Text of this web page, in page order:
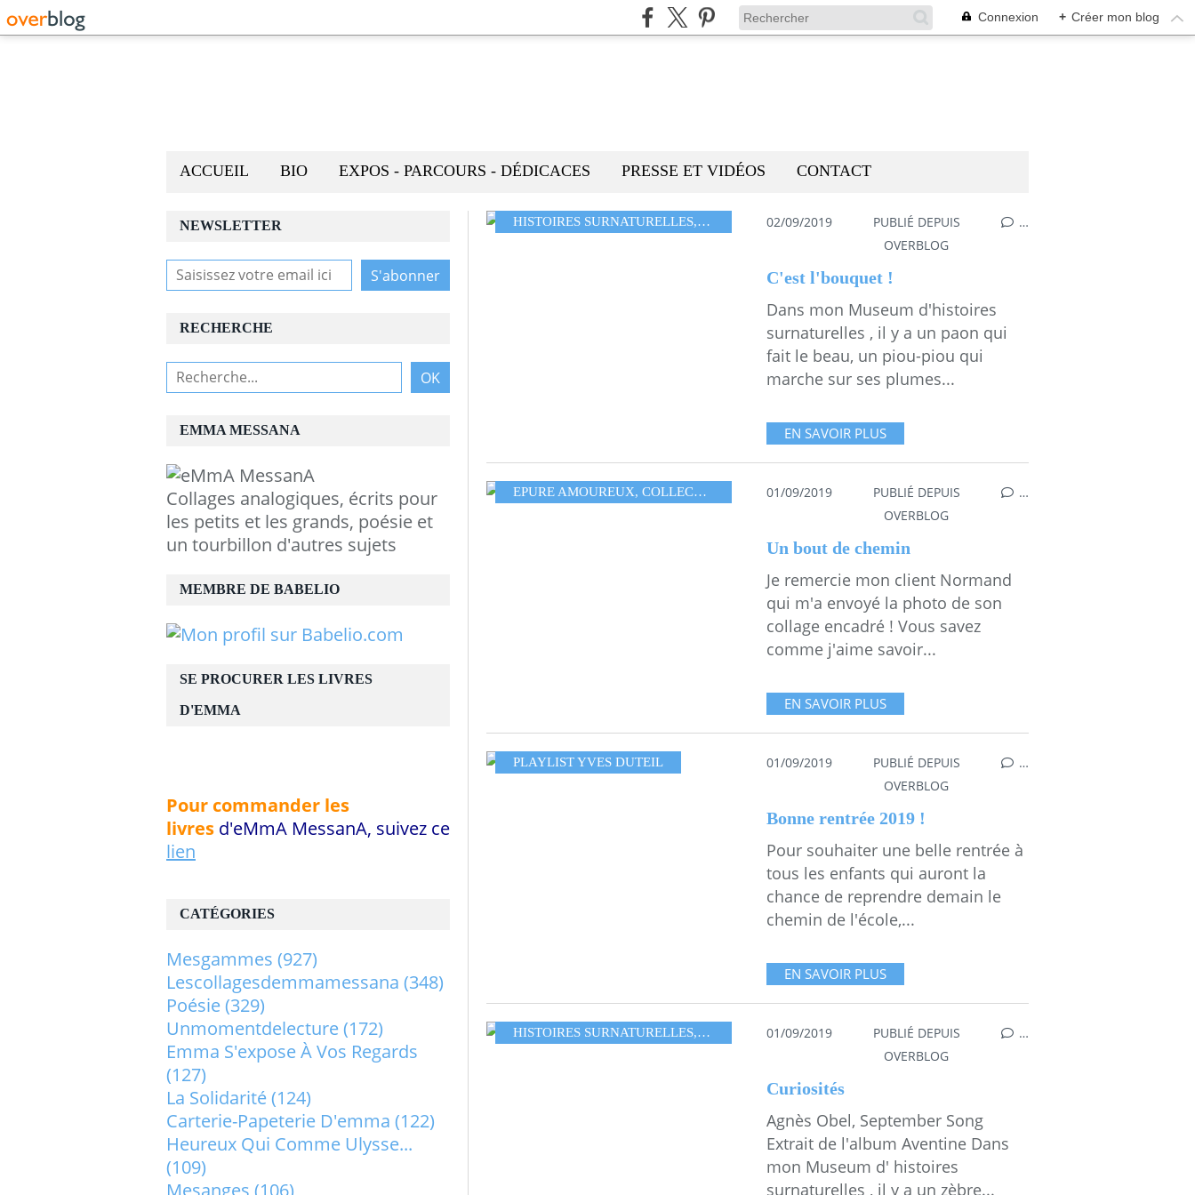
Connexion + Créer mon blog
ACCUEIL BIO EXPOS - PARCOURS - DÉDICACES PRESSE ET VIDÉOS CONTACT
HISTOIRES SURNATURELLES, LESCOLLAGESDEMMAMESSANA, MESGAMMES ,BRUCE SPRINGSTEEN
02/09/2019
PUBLIÉ DEPUIS
OVERBLOG
…
C'est l'bouquet !
Dans mon Museum d'histoires
surnaturelles , il y a un paon qui
fait le beau, un piou-piou qui
marche sur ses plumes...
EN SAVOIR PLUS
EPURE AMOUREUX, COLLECTION DE L'EPURE ,MA FORÊT... ,ITINÉRAIRES
01/09/2019
PUBLIÉ DEPUIS
OVERBLOG
…
Un bout de chemin
Je remercie mon client Normand
qui m'a envoyé la photo de son
collage encadré ! Vous savez
comme j'aime savoir...
EN SAVOIR PLUS
PLAYLIST YVES DUTEIL 01/09/2019
PUBLIÉ DEPUIS
OVERBLOG
…
Bonne rentrée 2019 !
Pour souhaiter une belle rentrée à
tous les enfants qui auront la
chance de reprendre demain le
chemin de l'école,...
EN SAVOIR PLUS
HISTOIRES SURNATURELLES, LESCOLLAGESDEMMAMESSANA, MESGAMMES ,AGNÈS OBEL
01/09/2019
PUBLIÉ DEPUIS
OVERBLOG
…
Curiosités
Agnès Obel, September Song
Extrait de l'album Aventine Dans
mon Museum d' histoires
surnaturelles , il y a un zèbre...
NEWSLETTER
RECHERCHE
EMMA MESSANA
Collages analogiques, écrits pour
les petits et les grands, poésie et
un tourbillon d'autres sujets
CATÉGORIES
Mesgammes (927)
Lescollagesdemmamessana (348)
Poésie(329)
Unmomentdelecture(172)
Emma S'expose À Vos Regards
(127)
La Solidarité(124)
Carterie-Papeterie D'emma (122)
Heureux Qui Comme Ulysse...
(109)
Mesanges (106)
MEMBRE DE BABELIO
SE PROCURER LES LIVRES
D'EMMA
Pour commander les
livres d'eMmA MessanA, suivez ce
lien